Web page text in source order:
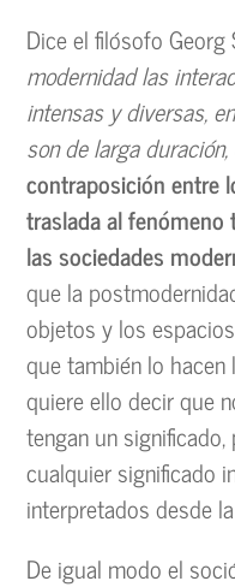
Dice el filósofo Georg
modernidad las
intensas y diversas,
son de larga
contraposición entre
traslada al
las sociedades
que la
objetos y los
que también lo
quiere ello decir que
tengan un
cualquier significado
interpretados desde
De igual modo el